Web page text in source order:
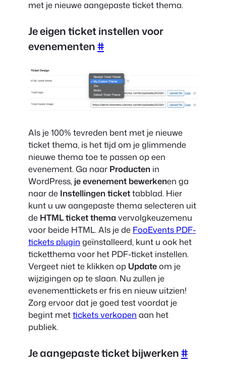
met je nieuwe aangepaste ticket thema.
Je eigen ticket instellen voor
evenementen#
Als je 100% tevreden bent met je nieuwe
ticket thema, is het tijd om je glimmende
nieuwe thema toe te passen op een
evenement. Ga naar Producten in
WordPress, je evenement bewerkenen ga
naar de Instellingen tickettabblad. Hier
kunt u uw aangepaste thema selecteren uit
de HTML ticket themavervolgkeuzemenu
voor beide HTML. Als je de FooEvents PDF-
tickets plugin geïnstalleerd, kunt u ook het
ticketthema voor het PDF-ticket instellen.
Vergeet niet te klikken op Updateom je
wijzigingen op te slaan. Nu zullen je
evenementtickets er fris en nieuw uitzien!
Zorg ervoor dat je goed test voordat je
begint mettickets verkopen aan het
publiek.
Je aangepaste ticket bijwerken#